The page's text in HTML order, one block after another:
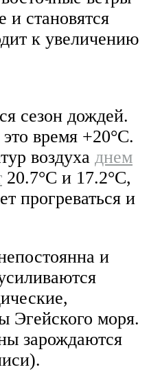
и становятся
к увеличению
сезон дождей.
время +20°С.
воздуха днем
20.7°С и 17.2°С,
прогреваться и
и
Эгейского моря.
зарождаются